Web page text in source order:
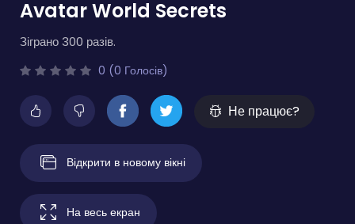
Avatar World Secrets
Зіграно 300 разів.
0 (0 Голосів)
Не працює?
Відкрити в новому вікні
На весь екран